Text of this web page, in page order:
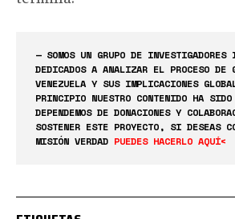
— SOMOS UN GRUPO DE INVESTIGADORES
DEDICADOS A ANALIZAR EL PROCESO DE
VENEZUELA Y SUS IMPLICACIONES
PRINCIPIO NUESTRO CONTENIDO HA
DEPENDEMOS DE DONACIONES Y
SOSTENER ESTE PROYECTO, SI DESEAS
MISIÓN VERDAD PUEDES HACERLO AQUÍ<